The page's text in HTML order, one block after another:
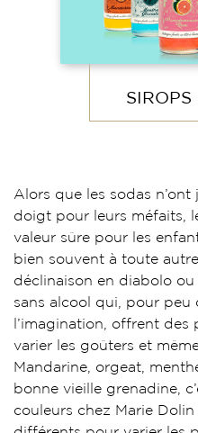
SIROPS
Alors que les sodas
doigt pour leurs méfaits,
valeur sûre pour les
bien souvent à toute
déclinaison en diabolo
sans alcool qui, pour peu
l’imagination, offrent
varier les goûters et
Mandarine, orgeat,
bonne vieille grenadine,
couleurs chez Marie